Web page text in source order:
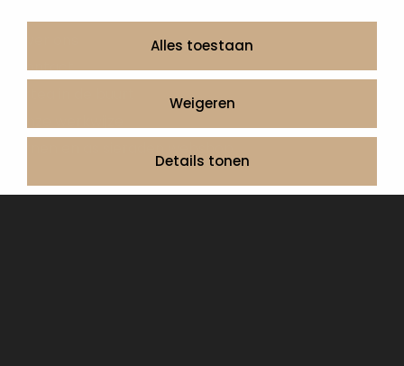
Alles toestaan
Weigeren
Details tonen
Contact
Volg ons op: